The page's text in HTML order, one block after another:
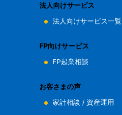
法人向けサービス
法人向けサービス一覧
FP向けサービス
FP起業相談
お客さまの声
家計相談 / 資産運用